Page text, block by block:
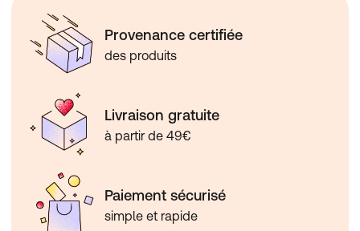
Provenance certifiée
des produits
Livraison gratuite
à partir de 49€
Paiement sécurisé
simple et rapide